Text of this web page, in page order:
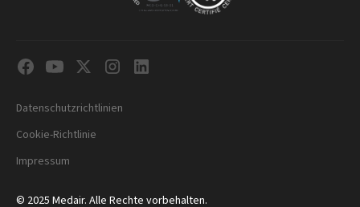
© 2025 Medair. Alle Rechte vorbehalten.
Datenschutzrichtlinien
Cookie-Richtlinie
Impressum